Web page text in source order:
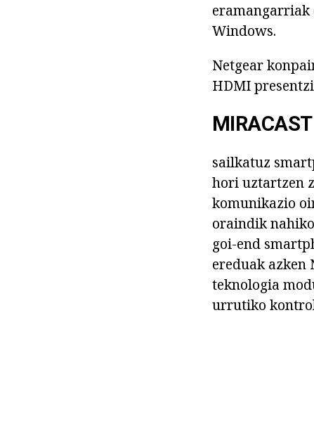
Windows.
Netgear
HDMI
MIRACAST
sailkatuz
hori uztartzen
komunikazio
oraindik
goi-end
ereduak azken
teknologia
urrutiko